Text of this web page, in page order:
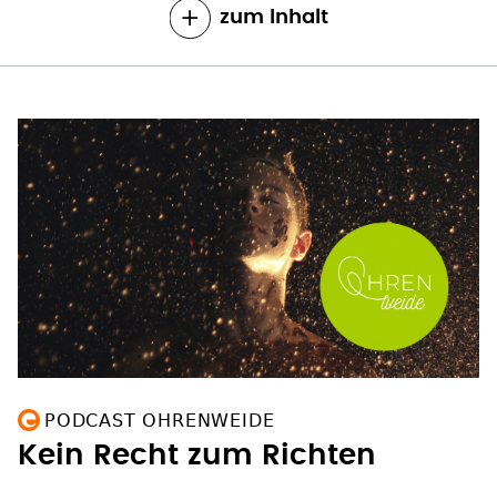
zum Inhalt
PODCAST OHRENWEIDE
Kein Recht zum Richten